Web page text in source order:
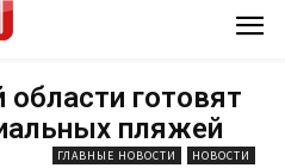
области готовят
пляжей
ГЛАВНЫЕ НОВОСТИ НОВОСТИ